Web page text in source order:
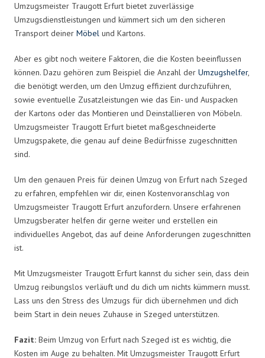
Umzugsmeister Traugott Erfurt bietet zuverlässige
Umzugsdienstleistungen und kümmert sich um den sicheren
Transport deiner Möbel und Kartons.
Aber es gibt noch weitere Faktoren, die die Kosten beeinflussen
können. Dazu gehören zum Beispiel die Anzahl der Umzugshelfer,
die benötigt werden, um den Umzug effizient durchzuführen,
sowie eventuelle Zusatzleistungen wie das Ein- und Auspacken
der Kartons oder das Montieren und Deinstallieren von Möbeln.
Umzugsmeister Traugott Erfurt bietet maßgeschneiderte
Umzugspakete, die genau auf deine Bedürfnisse zugeschnitten
sind.
Um den genauen Preis für deinen Umzug von Erfurt nach Szeged
zu erfahren, empfehlen wir dir, einen Kostenvoranschlag von
Umzugsmeister Traugott Erfurt anzufordern. Unsere erfahrenen
Umzugsberater helfen dir gerne weiter und erstellen ein
individuelles Angebot, das auf deine Anforderungen zugeschnitten
ist.
Mit Umzugsmeister Traugott Erfurt kannst du sicher sein, dass dein
Umzug reibungslos verläuft und du dich um nichts kümmern musst.
Lass uns den Stress des Umzugs für dich übernehmen und dich
beim Start in dein neues Zuhause in Szeged unterstützen.
Fazit: Beim Umzug von Erfurt nach Szeged ist es wichtig, die
Kosten im Auge zu behalten. Mit Umzugsmeister Traugott Erfurt